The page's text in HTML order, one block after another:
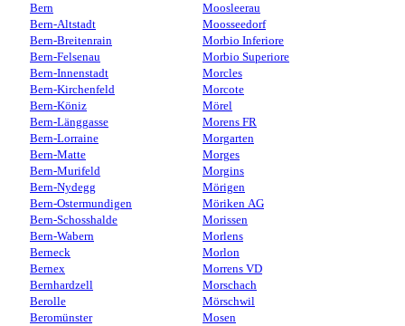
Bern
Bern-Altstadt
Bern-Breitenrain
Bern-Felsenau
Bern-Innenstadt
Bern-Kirchenfeld
Bern-Köniz
Bern-Länggasse
Bern-Lorraine
Bern-Matte
Bern-Murifeld
Bern-Nydegg
Bern-Ostermundigen
Bern-Schosshalde
Bern-Wabern
Berneck
Bernex
Bernhardzell
Berolle
Beromünster
Moosleerau
Moosseedorf
Morbio Inferiore
Morbio Superiore
Morcles
Morcote
Mörel
Morens FR
Morgarten
Morges
Morgins
Mörigen
Möriken AG
Morissen
Morlens
Morlon
Morrens VD
Morschach
Mörschwil
Mosen